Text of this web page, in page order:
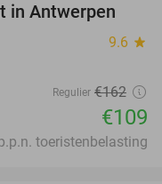
33%
in Antwerpen
9.6 star
Regulier €162
€109
toeristenbelasting